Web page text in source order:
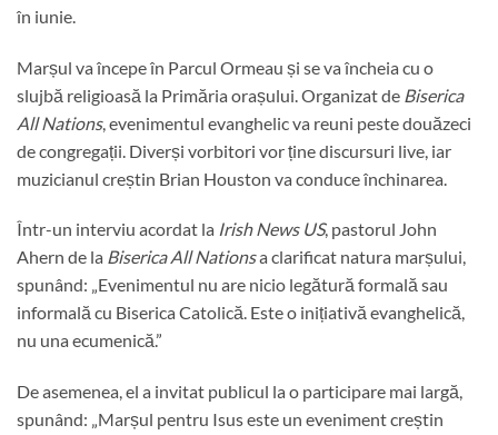
în iunie.
Marșul va începe în Parcul Ormeau și se va încheia cu o
slujbă religioasă la Primăria orașului. Organizat de Biserica
All Nations, evenimentul evanghelic va reuni peste douăzeci
de congregații. Diverși vorbitori vor ține discursuri live, iar
muzicianul creștin Brian Houston va conduce închinarea.
Într-un interviu acordat la Irish News US, pastorul John
Ahern de la Biserica All Nationsa clarificat natura marșului,
spunând: „Evenimentul nu are nicio legătură formală sau
informală cu Biserica Catolică. Este o inițiativă evanghelică,
nu una ecumenică.”
De asemenea, el a invitat publicul la o participare mai largă,
spunând: „Marșul pentru Isus este un eveniment creștin